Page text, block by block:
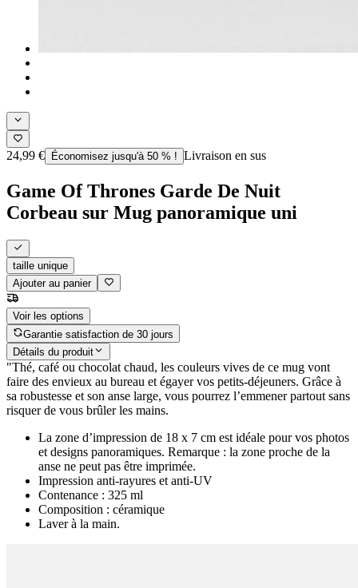
24,99 € Économisez jusqu'à 50 % ! Livraison en sus
Game Of Thrones Garde De Nuit
Corbeau sur Mug panoramique uni
taille unique
Ajouter au panier
Voir les options
Garantie satisfaction de 30 jours
Détails du produit
"Thé, café ou chocolat chaud, les couleurs vives de ce mug vont
faire des envieux au bureau et égayer vos petits-déjeuners. Grâce à
sa robustesse et son anse large, vous pourrez l’emmener partout sans
risquer de vous brûler les mains.
La zone d’impression de 18 x 7 cm est idéale pour vos photos
et designs panoramiques. Remarque : la zone proche de la
anse ne peut pas être imprimée.
Impression anti-rayures et anti-UV
Contenance : 325 ml
Composition : céramique
Laver à la main.